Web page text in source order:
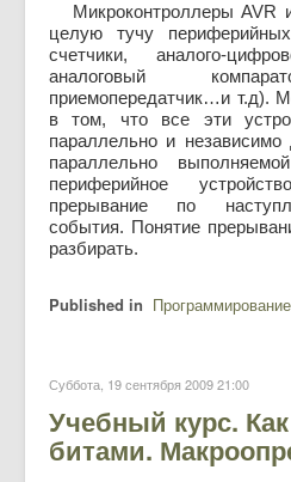
Микроконтроллеры AVR
целую тучу
счетчики, аналого-
аналоговый
приемопередатчик…и т.д).
в том, что все эти
параллельно и независимо
параллельно
периферийное
прерывание по
события. Понятие
разбирать.
Published in
Суббота, 19 сентября 2009 21:00
Учебный курс.
битами.